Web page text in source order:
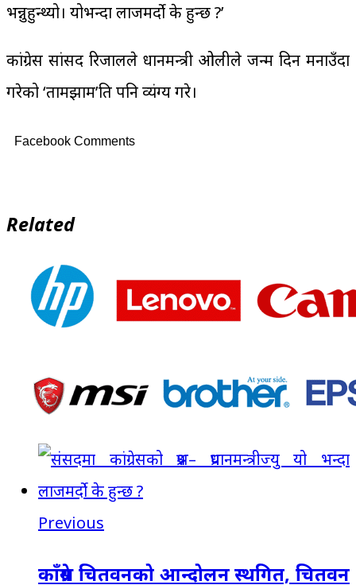
भन्नुहुन्थ्यो। योभन्दा लाजमर्दो के हुन्छ ?’
कांग्रेस सांसद रिजालले प्रधानमन्त्री ओलीले जन्म दिन मनाउँदा
गरेको ‘तामझाम’प्रति पनि व्यंग्य गरे।
Facebook Comments
Related
Previous
काँग्रेस चितवनको आन्दोलन स्थगित, चितवन